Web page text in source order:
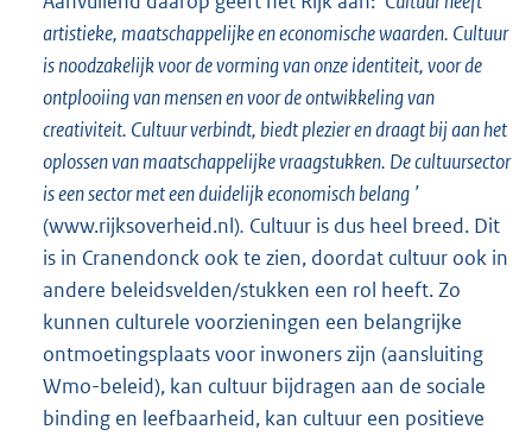
artistieke, maatschappelijke en economische waarden. Cultuur
is noodzakelijk voor de vorming van onze identiteit, voor de
ontplooiing van mensen en voor de ontwikkeling van
creativiteit. Cultuur verbindt, biedt plezier en draagt bij aan het
oplossen van maatschappelijke vraagstukken. De cultuursector
is een sector met een duidelijk economisch belang ’
(www.rijksoverheid.nl). Cultuur is dus heel breed. Dit
is in Cranendonck ook te zien, doordat cultuur ook in
andere beleidsvelden/stukken een rol heeft. Zo
kunnen culturele voorzieningen een belangrijke
ontmoetingsplaats voor inwoners zijn (aansluiting
Wmo-beleid), kan cultuur bijdragen aan de sociale
binding en leefbaarheid, kan cultuur een positieve